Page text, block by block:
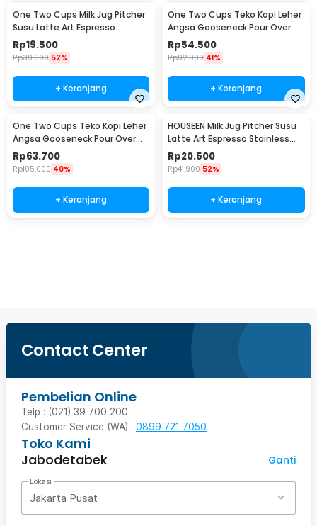
One Two Cups Milk Jug Pitcher
Susu Latte Art Espresso
Stainless Steel 5oz - S06HG
Rp19.500
Rp39.900 52%
+ Keranjang
One Two Cups Teko Kopi Leher
Angsa Gooseneck Pour Over
Drip Kettle 250ml - AA049
Rp54.500
Rp92.000 41%
+ Keranjang
One Two Cups Teko Kopi Leher
Angsa Gooseneck Pour Over
Drip Kettle 350ml - AA049
Rp63.700
Rp105.000 40%
+ Keranjang
HOUSEEN Milk Jug Pitcher Susu
Latte Art Espresso Stainless
Steel 55ml - DL060
Rp20.500
Rp41.900 52%
+ Keranjang
Contact Center
Pembelian Online
Telp : (021) 39 700 200
Customer Service (WA) : 0899 721 7050
Toko Kami
Jabodetabek
Ganti
Lokasi
Jakarta Pusat